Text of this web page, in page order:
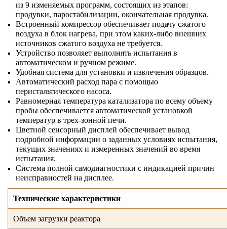
из 9 изменяемых программ, состоящих из этапов:
продувки, паростабилизации, окончательная продувка.
Встроенный компрессор обеспечивает подачу сжатого
воздуха в блок нагрева, при этом каких-либо внешних
источников сжатого воздуха не требуется.
Устройство позволяет выполнять испытания в
автоматическом и ручном режиме.
Удобная система для установки и извлечения образцов.
Автоматический расход пара с помощью
перистальтического насоса.
Равномерная температура катализатора по всему объему
пробы обеспечивается автоматической установкой
температур в трех-зонной печи.
Цветной сенсорный дисплей обеспечивает вывод
подробной информации о заданных условиях испытания,
текущих значениях и измеренных значений во время
испытания.
Система полной самодиагностики с индикацией причин
неисправностей на дисплее.
Технические характеристики
Объем загрузки реактора